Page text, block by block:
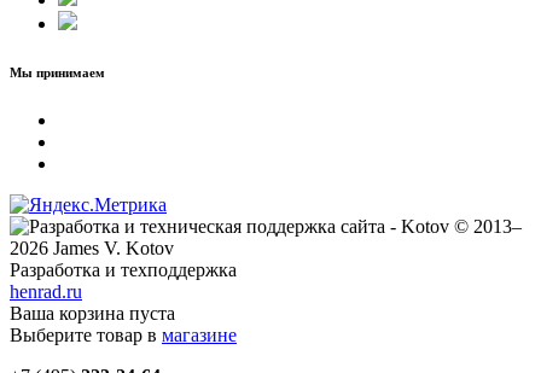
Мы принимаем
© 2013–
2026 James V. Kotov
Разработка и техподдержка
henrad.ru
Ваша корзина пуста
Выберите товар в магазине